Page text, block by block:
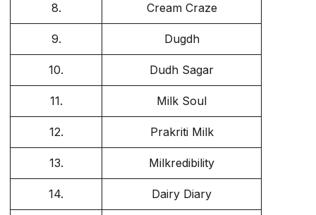
8. Cream Craze
9. Dugdh
10. Dudh Sagar
11. Milk Soul
12. Prakriti Milk
13. Milkredibility
14. Dairy Diary